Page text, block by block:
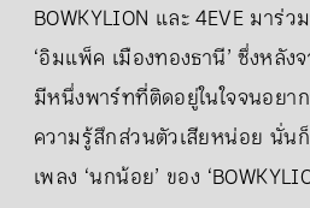
BOWKYLION และ 4EVE มาร่
‘อิมแพ็ค เมืองทองธานี’ ซึ่งหลัง
มีหนึ่งพาร์ทที่ติดอยู่ในใจจนอยา
ความรู้สึกส่วนตัวเสียหน่อย นั่น
เพลง ‘นกน้อย’ ของ